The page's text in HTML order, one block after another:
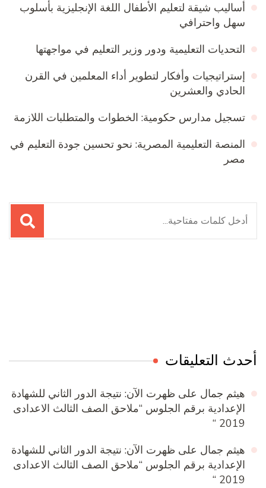
أساليب شيقة لتعليم الأطفال اللغة الإنجليزية بأسلوب
سهل واحترافي
التحديات التعليمية ودور وزير التعليم في مواجهتها
إستراتيجيات وأفكار لتطوير أداء المعلمين في القرن
الحادي والعشرين
تسجيل مدارس حكومية: الخطوات والمتطلبات اللازمة
المنصة التعليمية المصرية: نحو تحسين جودة التعليم في
مصر
البحث
عن:
أحدث التعليقات
هيثم جمال على ظهرت الآن: نتيجة الدور الثاني للشهادة
الإعدادية برقم الجلوس “ملاحق الصف الثالث الاعدادى
2019 “
هيثم جمال على ظهرت الآن: نتيجة الدور الثاني للشهادة
الإعدادية برقم الجلوس “ملاحق الصف الثالث الاعدادى
2019 “